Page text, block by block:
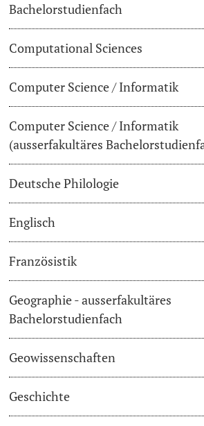
Dozierende
Termine & Fristen
Dokumente und Verifikation
«Start Smart»-Week
Mobilität
Campus Stories
Hörerinnen/Hörer
Student Life
Beratung & Support
Studienberatung
Bachelorstudienfach
Computational Sciences
Computer Science / Informatik
Computer Science / Informatik
(ausserfakultäres
Deutsche Philologie
Englisch
Französistik
Geographie - ausserfakultäres
Bachelorstudienfach
Geowissenschaften
Geschichte